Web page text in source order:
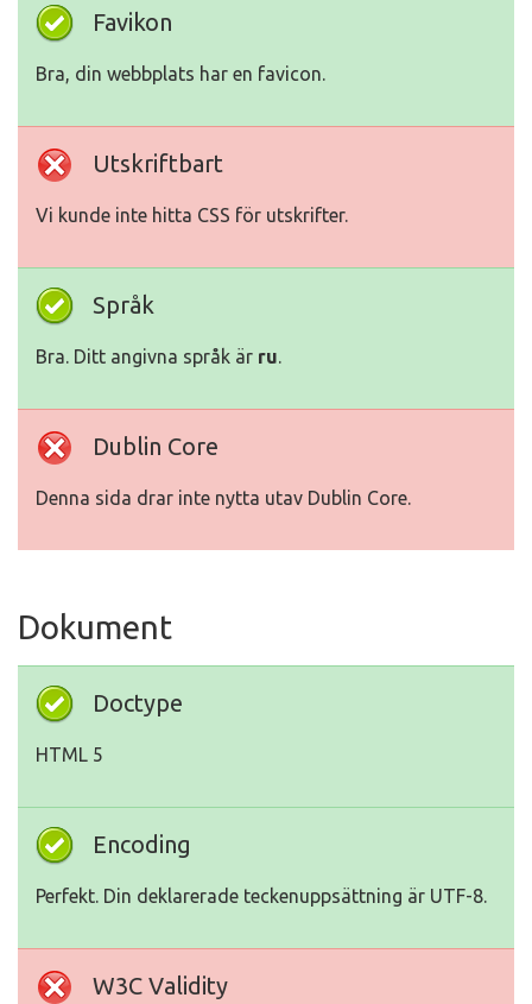
Favikon
Bra, din webbplats har en favicon.
Utskriftbart
Vi kunde inte hitta CSS för utskrifter.
Språk
Bra. Ditt angivna språk är ru.
Dublin Core
Denna sida drar inte nytta utav Dublin Core.
Dokument
Doctype
HTML 5
Encoding
Perfekt. Din deklarerade teckenuppsättning är UTF-8.
W3C Validity